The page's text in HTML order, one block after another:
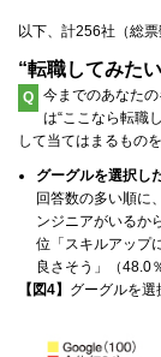
以下、計256社（総票
“転職してみた
Q 今までのあなた
は“ここなら転職
して当てはまるもの
グーグルを選択し
回答数の多い順に
ンジニアがいるか
位「スキルアップ
良さそう」（48.0
【図4】 グーグルを選